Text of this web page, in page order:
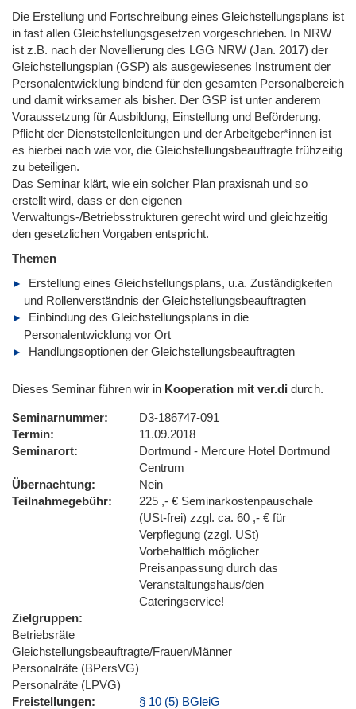
Die Erstellung und Fortschreibung eines Gleichstellungsplans ist
in fast allen Gleichstellungsgesetzen vorgeschrieben. In NRW
ist z.B. nach der Novellierung des LGG NRW (Jan. 2017) der
Gleichstellungsplan (GSP) als ausgewiesenes Instrument der
Personalentwicklung bindend für den gesamten Personalbereich
und damit wirksamer als bisher. Der GSP ist unter anderem
Voraussetzung für Ausbildung, Einstellung und Beförderung.
Pflicht der Dienststellenleitungen und der Arbeitgeber*innen ist
es hierbei nach wie vor, die Gleichstellungsbeauftragte frühzeitig
zu beteiligen.
Das Seminar klärt, wie ein solcher Plan praxisnah und so
erstellt wird, dass er den eigenen
Verwaltungs-/Betriebsstrukturen gerecht wird und gleichzeitig
den gesetzlichen Vorgaben entspricht.
Themen
Erstellung eines Gleichstellungsplans, u.a. Zuständigkeiten
und Rollenverständnis der Gleichstellungsbeauftragten
Einbindung des Gleichstellungsplans in die
Personalentwicklung vor Ort
Handlungsoptionen der Gleichstellungsbeauftragten
Dieses Seminar führen wir in Kooperation mit ver.di durch.
Seminarnummer
D3-186747-091
Termin
11.09.2018
Seminarort
Dortmund - Mercure Hotel Dortmund
Centrum
Übernachtung
Nein
Teilnahmegebühr
225 ,- € Seminarkostenpauschale
(USt-frei) zzgl. ca. 60 ,- € für
Verpflegung (zzgl. USt)
Vorbehaltlich möglicher
Preisanpassung durch das
Veranstaltungshaus/den
Cateringservice!
Zielgruppen
Betriebsräte
Gleichstellungsbeauftragte/Frauen/Männer
Personalräte (BPersVG)
Personalräte (LPVG)
Freistellungen
§ 10 (5) BGleiG